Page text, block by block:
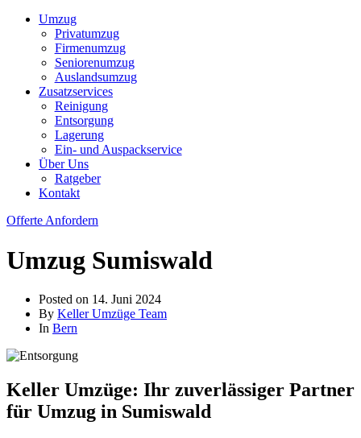
Umzug
Privatumzug
Firmenumzug
Seniorenumzug
Auslandsumzug
Zusatzservices
Reinigung
Entsorgung
Lagerung
Ein- und Auspackservice
Über Uns
Ratgeber
Kontakt
Offerte Anfordern
Umzug Sumiswald
Posted on 14. Juni 2024
By Keller Umzüge Team
In Bern
Keller Umzüge: Ihr zuverlässiger Partner
für Umzug in Sumiswald